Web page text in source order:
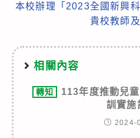
本校辦理「2023全國新興
貴校教師
相關內容
轉知
113年度推動兒
訓實施
2024-